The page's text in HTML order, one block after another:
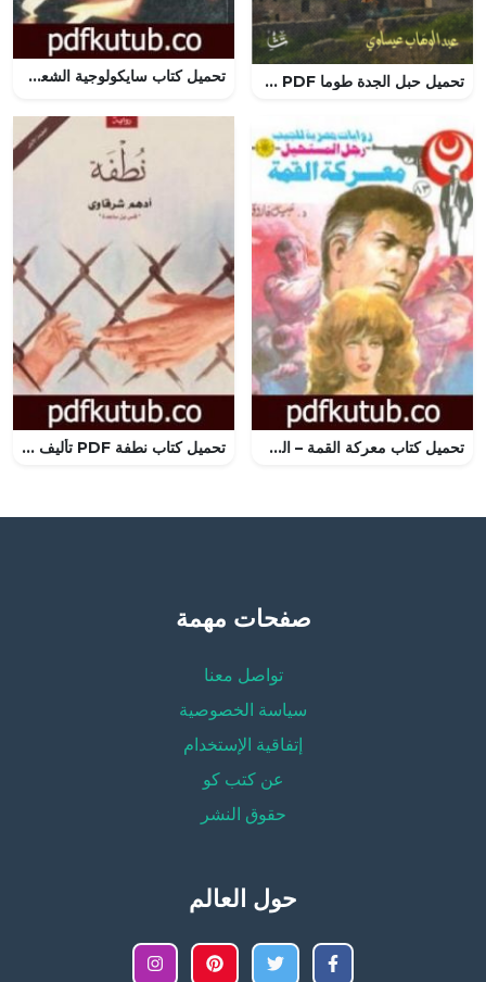
تحميل حبل الجدة طوما PDF مجانا تحميل كتاب سايكولوجية الشعر ومقالات أخرى PDF تأليف نازك الملائكة مجانا [كامل]
تحميل كتاب معركة القمة – الجزء الثالث – سلسلة رجل المستحيل PDF تأليف نبيل فاروق مجانا [كامل] تحميل كتاب نطفة PDF تأليف أدهم الشرقاوي مجانا [كامل]
صفحات مهمة
تواصل معنا
سياسة الخصوصية
إتفاقية الإستخدام
عن كتب كو
حقوق النشر
حول العالم